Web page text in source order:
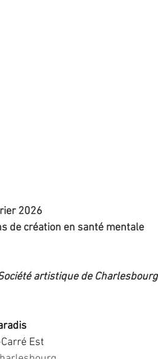
2026
de création en santé mentale
artistique de Charlesbourg
Est